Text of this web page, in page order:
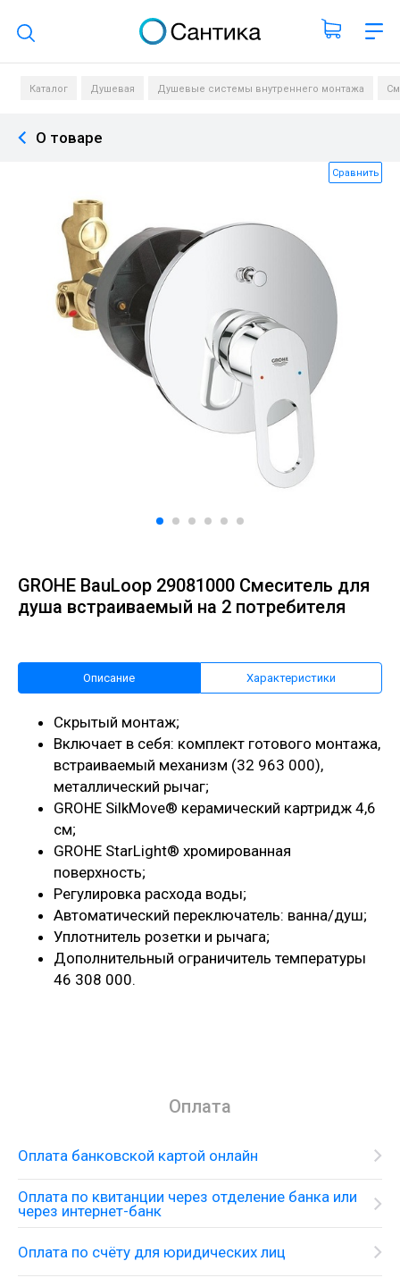
Поиск по каталогу
Каталог Душевая Душевые системы внутреннего монтажа
О товаре
Сравнить
GROHE BauLoop 29081000 Смеситель для
душа встраиваемый на 2 потребителя
Описание Характеристики
Скрытый монтаж;
Включает в себя: комплект готового монтажа,
встраиваемый механизм (32 963 000),
металлический рычаг;
GROHE SilkMove® керамический картридж 4,6
см;
GROHE StarLight® хромированная
поверхность;
Регулировка расхода воды;
Автоматический переключатель: ванна/душ;
Уплотнитель розетки и рычага;
Дополнительный ограничитель температуры
46 308 000.
Оплата
Оплата банковской картой онлайн
Оплата по квитанции через отделение банка или
через интернет-банк
Оплата по счёту для юридических лиц